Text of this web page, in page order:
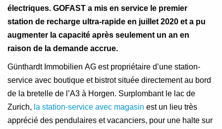
électriques. GOFAST a mis en service le premier
station de recharge ultra-rapide en juillet 2020 et a pu
augmenter la capacité après seulement un an en
raison de la demande accrue.
Günthardt Immobilien AG est propriétaire d’une station-
service avec boutique et bistrot située directement au bord
de la bretelle de l’A3 à Horgen. Surplombant le lac de
Zurich, la station-service avec magasin est un lieu très
apprécié des pendulaires et vacanciers, pour une halte sur